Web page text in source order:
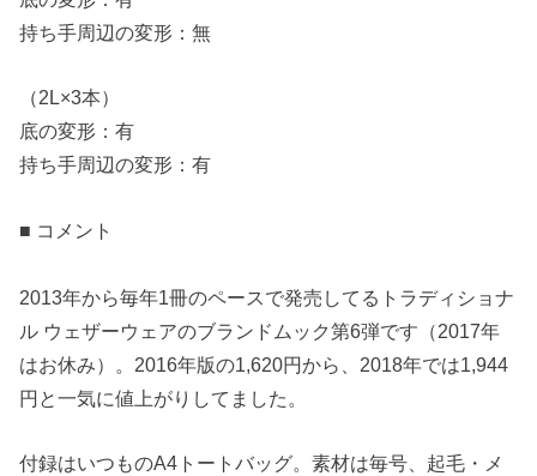
持ち手周辺の変形：無
（2L×3本）
底の変形：有
持ち手周辺の変形：有
■ コメント
2013年から毎年1冊のペースで発売してるトラディショナ
ル ウェザーウェアのブランドムック第6弾です（2017年
はお休み）。2016年版の1,620円から、2018年では1,944
円と一気に値上がりしてました。
付録はいつものA4トートバッグ。素材は毎号、起毛・メ